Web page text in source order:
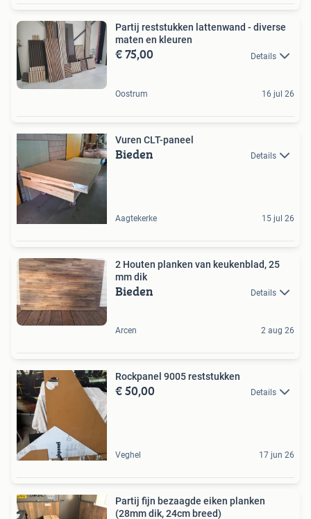
Partij reststukken lattenwand - diverse
maten en kleuren
€ 75,00 Details
Oostrum 16 jul 26
Vuren CLT-paneel
Bieden Details
Aagtekerke 15 jul 26
2 Houten planken van keukenblad, 25
mm dik
Bieden Details
Arcen 2 aug 26
Rockpanel 9005 reststukken
€ 50,00 Details
Veghel 17 jun 26
Partij fijn bezaagde eiken planken
(28mm dik, 24cm breed)